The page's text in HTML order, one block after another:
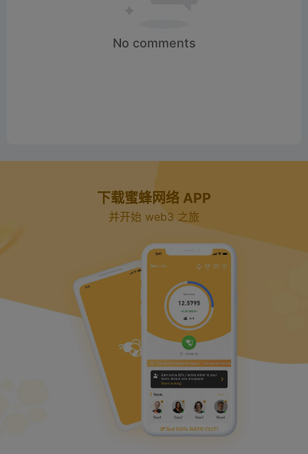
No comments
下载蜜蜂网络 APP
并开始 web3 之旅